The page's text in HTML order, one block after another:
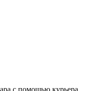
с помощью курьера,